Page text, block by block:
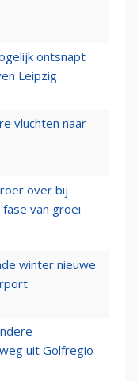
ontsnapt
Leipzig
vluchten naar
over bij
fase van groei'
winter nieuwe
uit Golfregio